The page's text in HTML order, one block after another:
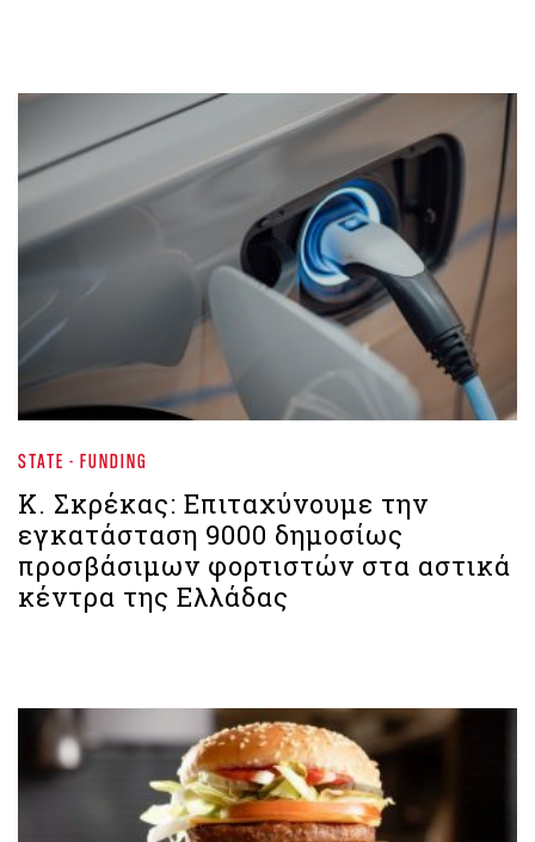
STATE - FUNDING
Κ. Σκρέκας: Επιταχύνουμε την
εγκατάσταση 9000 δημοσίως
προσβάσιμων φορτιστών στα αστικά
κέντρα της Ελλάδας